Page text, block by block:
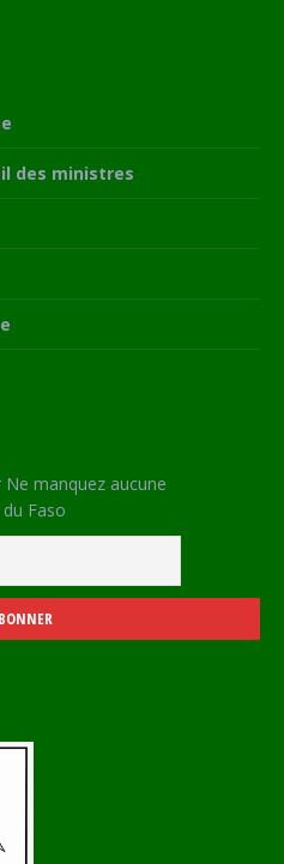
des ministres
manquez aucune
Faso